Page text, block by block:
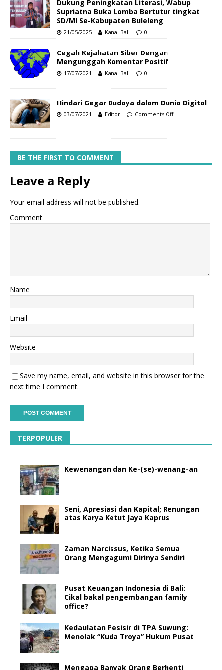
Dukung Peningkatan Literasi, Wabup
Supriatna Buka Lomba Bertutur tingkat
SD/MI Se-Kabupaten Buleleng
21/05/2025 Kanal Bali 0
Cegah Kejahatan Siber Dengan
Mengunggah Komentar Positif
17/07/2021 Kanal Bali 0
Hindari Gegar Budaya dalam Dunia Digital
03/07/2021 Editor Comments Off
BE THE FIRST TO COMMENT
Leave a Reply
Your email address will not be published.
Comment
Name
Email
Website
Save my name, email, and website in this browser for the
next time I comment.
TERPOPULER
Kewenangan dan Ke-(se)-wenang-an
Seni, Apresiasi dan Kapital; Renungan
atas Karya Ketut Jaya Kaprus
Zaman Narcissus, Ketika Semua
Orang Mengagumi Dirinya Sendiri
Pusat Keuangan Indonesia di Bali:
Cikal bakal pengembangan family
office?
Kedaulatan Pesisir di TPA Suwung:
Menolak “Kuda Troya” Hukum Pusat
Mengapa Banyak Orang Berhenti